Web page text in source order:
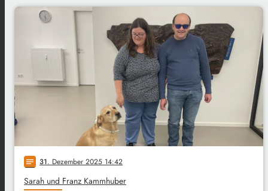
notes 31. Dezember 2025 14:42
Sarah und Franz Kammhuber